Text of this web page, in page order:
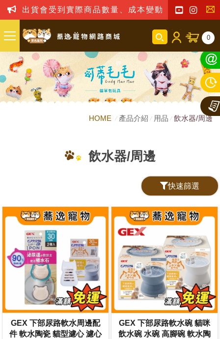
出貨會受到實際商品數量、成本變動之影響，我
聯
我
們
0
HOME 產品介紹 用品 飲水器/周邊
飲水器/周邊
快速篩選
GEX 下部尿路軟水周邊配
件 軟水陶瓷 貓型濾心 濾心
GEX 下部尿路軟水碗 貓咪
飲水碗 水碗 高腳碗 軟水陶